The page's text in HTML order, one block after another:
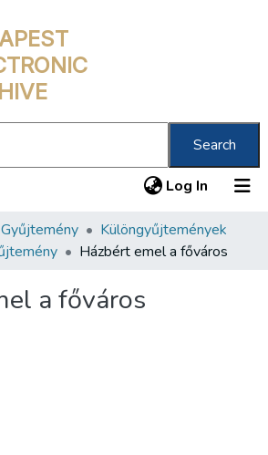
Search
Log In (current)
Különgyűjtemények
Házbért emel a főváros
a főváros